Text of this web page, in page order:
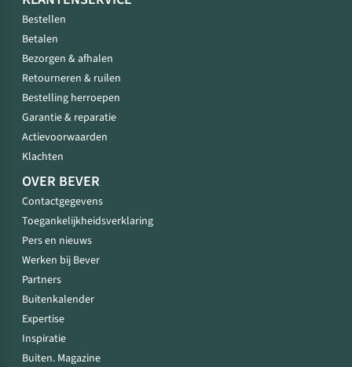
Bestellen
Betalen
Bezorgen & afhalen
Retourneren & ruilen
Bestelling herroepen
Garantie & reparatie
Actievoorwaarden
Klachten
OVER BEVER
Contactgegevens
Toegankelijkheidsverklaring
Pers en nieuws
Werken bij Bever
Partners
Buitenkalender
Expertise
Inspiratie
Buiten. Magazine